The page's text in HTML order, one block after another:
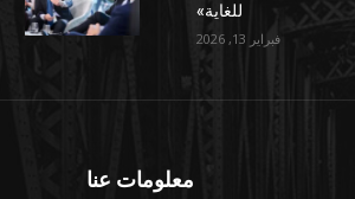
للغاية»
فبراير 13, 2026
معلومات عنا